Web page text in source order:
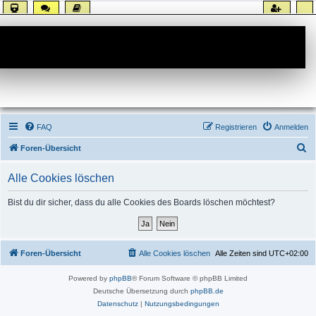
FAQ Anmelden
Registrieren
Foren-Übersicht
Alle Cookies löschen
Bist du dir sicher, dass du alle Cookies des Boards löschen möchtest?
Foren-Übersicht Alle Zeiten sind UTC+02:00
Alle Cookies löschen
Powered by phpBB® Forum Software © phpBB Limited
Deutsche Übersetzung durch phpBB.de
Datenschutz| Nutzungsbedingungen